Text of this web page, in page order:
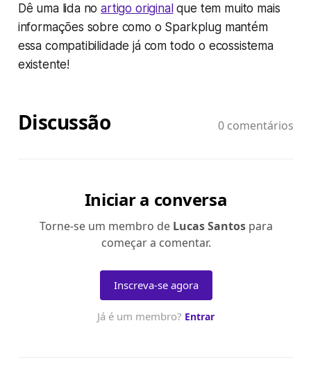
Dê uma lida noartigo original que tem muito mais
informações sobre como o Sparkplug mantém
essa compatibilidade já com todo o ecossistema
existente!